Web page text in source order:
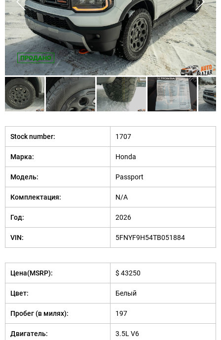
ПРОДАНО
Stock number: 1707
Марка: Honda
Модель: Passport
Комплектация: N/A
Год: 2026
VIN: 5FNYF9H54TB051884
Цена(MSRP): $ 43250
Цвет: Белый
Пробег (в милях): 197
Двигатель: 3.5L V6